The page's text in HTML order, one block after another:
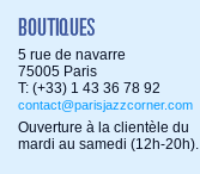
5 rue de navarre
75005 Paris
T: (+33) 1 43 36 78 92
contact@parisjazzcorner.com
Ouverture à la clientèle du
mardi au samedi (12h-20h).